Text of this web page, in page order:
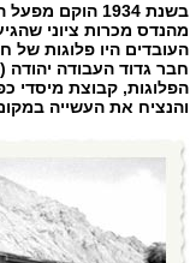
בשנת 1934
מהנדס מכרות ציוני
העובדים היו פלוגות של
חבר גדוד העבודה
הפלוגות, קבוצת מיסדי
והנציח את העשייה